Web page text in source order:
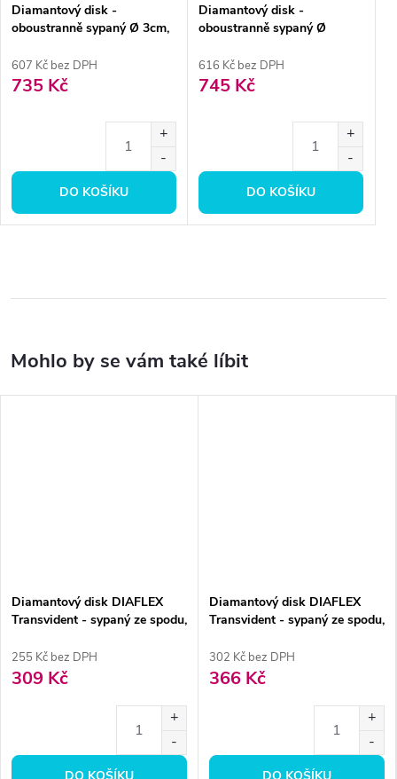
Diamantový disk -
oboustranně sypaný Ø 3cm,
607 Kč bez DPH
735 Kč
DO KOŠÍKU
Diamantový disk -
oboustranně sypaný Ø
616 Kč bez DPH
745 Kč
DO KOŠÍKU
Diamantový disk DIAFLEX
Transvident - sypaný ze spodu,
255 Kč bez DPH
309 Kč
DO KOŠÍKU
Diamantový disk DIAFLEX
Transvident - sypaný ze spodu,
302 Kč bez DPH
366 Kč
DO KOŠÍKU